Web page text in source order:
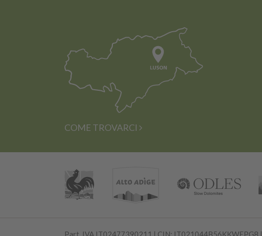
COME TROVARCI
Part. IVA IT02477390211 | CIN: IT021044B56KKWEPG8 |